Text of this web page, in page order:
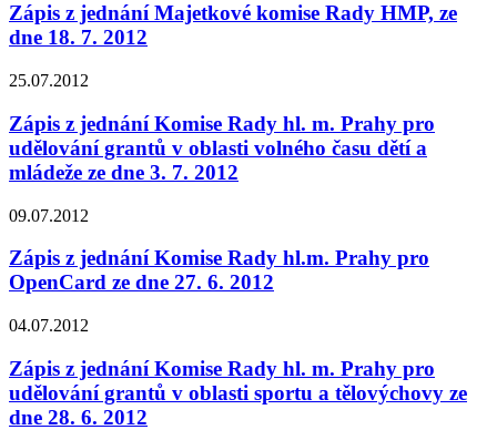
Zápis z jednání Majetkové komise Rady HMP, ze
dne 18. 7. 2012
25.07.2012
Zápis z jednání Komise Rady hl. m. Prahy pro
udělování grantů v oblasti volného času dětí a
mládeže ze dne 3. 7. 2012
09.07.2012
Zápis z jednání Komise Rady hl.m. Prahy pro
OpenCard ze dne 27. 6. 2012
04.07.2012
Zápis z jednání Komise Rady hl. m. Prahy pro
udělování grantů v oblasti sportu a tělovýchovy ze
dne 28. 6. 2012